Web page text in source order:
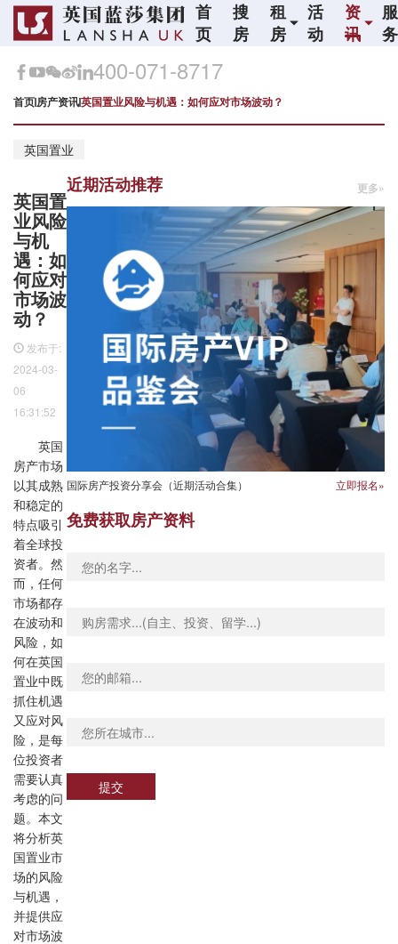
首
页
搜
房
租
房
活
动
资
讯
服
务
400-071-8717
首页房产资讯英国置业风险与机遇：如何应对市场波动？
英国置业
英国置
业风险
与机
遇：如
何应对
市场波
动？
发布于:
2024-03-
06
16:31:52
英国
房产市场
以其成熟
和稳定的
特点吸引
着全球投
资者。然
而，任何
市场都存
在波动和
风险，如
何在英国
置业中既
抓住机遇
又应对风
险，是每
位投资者
需要认真
考虑的问
题。本文
将分析英
国置业市
场的风险
与机遇，
并提供应
对市场波
近期活动推荐 更多»
国际房产投资分享会（近期活动合集） 立即报名»
免费获取房产资料
提交